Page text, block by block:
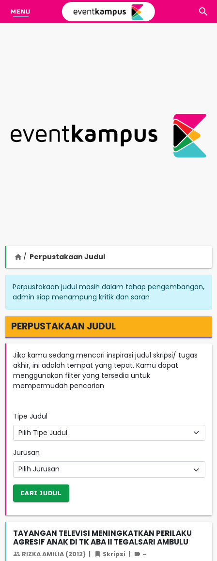
MENU
home Perpustakaan Judul
Perpustakaan judul masih dalam tahap pengembangan,
admin siap menampung kritik dan saran
PERPUSTAKAAN JUDUL
Jika kamu sedang mencari inspirasi judul skripsi/ tugas
akhir, ini adalah tempat yang tepat. Kamu dapat
menggunakan filter yang tersedia untuk
mempermudah pencarian
Tipe Judul
Jurusan
CARI JUDUL
TAYANGAN TELEVISI MENINGKATKAN PERILAKU
AGRESIF ANAK DI TK ABA II TEGALSARI AMBULU
RIZKA AMILIA (2012) | Skripsi | -